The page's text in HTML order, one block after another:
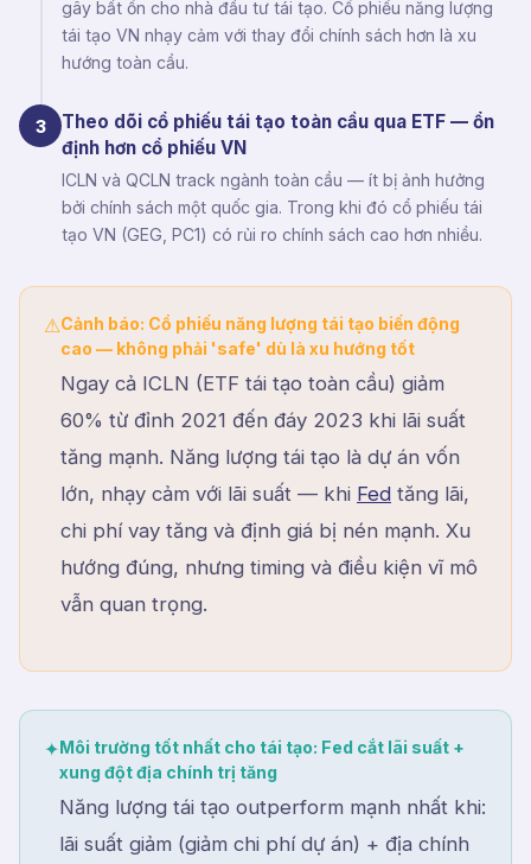
gây bất ổn cho nhà đầu tư tái tạo. Cổ phiếu năng lượng
tái tạo VN nhạy cảm với thay đổi chính sách hơn là xu
hướng toàn cầu.
3
Theo dõi cổ phiếu tái tạo toàn cầu qua ETF — ổn
định hơn cổ phiếu VN
ICLN và QCLN track ngành toàn cầu — ít bị ảnh hưởng
bởi chính sách một quốc gia. Trong khi đó cổ phiếu tái
tạo VN (GEG, PC1) có rủi ro chính sách cao hơn nhiều.
⚠Cảnh báo: Cổ phiếu năng lượng tái tạo biến động
cao — không phải 'safe' dù là xu hướng tốt
Ngay cả ICLN (ETF tái tạo toàn cầu) giảm
60% từ đỉnh 2021 đến đáy 2023 khi lãi suất
tăng mạnh. Năng lượng tái tạo là dự án vốn
lớn, nhạy cảm với lãi suất — khi Fed tăng lãi,
chi phí vay tăng và định giá bị nén mạnh. Xu
hướng đúng, nhưng timing và điều kiện vĩ mô
vẫn quan trọng.
✦Môi trường tốt nhất cho tái tạo: Fed cắt lãi suất +
xung đột địa chính trị tăng
Năng lượng tái tạo outperform mạnh nhất khi:
lãi suất giảm (giảm chi phí dự án) + địa chính